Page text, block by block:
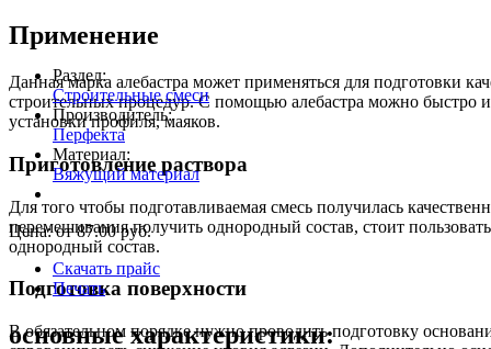
Применение
Данная марка алебастра может применяться для подготовки
строительных процедур. С помощью алебастра можно быстро
установки профиля, маяков.
Приготовление раствора
Для того чтобы подготавливаемая смесь получилась
перемешивания получить однородный состав, стоит
однородный состав.
Подготовка поверхности
В обязательном порядке нужно проводить подготовку
Раздел:
Строительные смеси
Производитель:
Перфекта
Материал:
Вяжущий материал
Цена: от 87.00 руб.
Скачать прайс
Печать
основные характеристики: